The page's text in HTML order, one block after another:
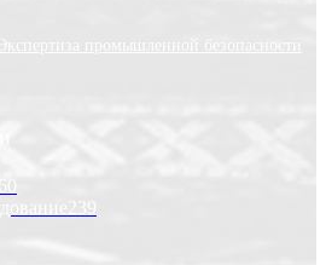
промышленной безопасности
239